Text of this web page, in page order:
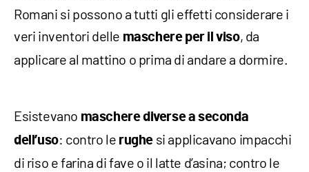
Romani si possono a tutti gli effetti considerare i
veri inventori delle maschere per il viso, da
applicare al mattino o prima di andare a dormire.
Esistevano maschere diverse a seconda
dell’uso: contro le rughe si applicavano impacchi
di riso e farina di fave o il latte d’asina; contro le